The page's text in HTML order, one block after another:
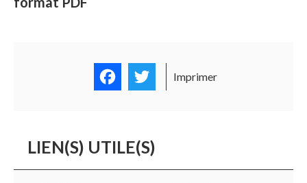
FacebookTwitter
Imprimer
LIEN(S) UTILE(S)